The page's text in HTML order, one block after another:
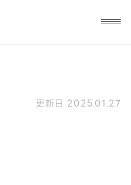
更新日 2025.01.27